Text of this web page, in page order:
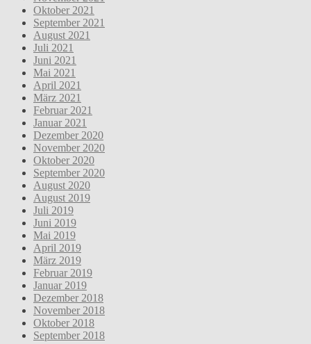
Oktober 2021
September 2021
August 2021
Juli 2021
Juni 2021
Mai 2021
April 2021
März 2021
Februar 2021
Januar 2021
Dezember 2020
November 2020
Oktober 2020
September 2020
August 2020
August 2019
Juli 2019
Juni 2019
Mai 2019
April 2019
März 2019
Februar 2019
Januar 2019
Dezember 2018
November 2018
Oktober 2018
September 2018